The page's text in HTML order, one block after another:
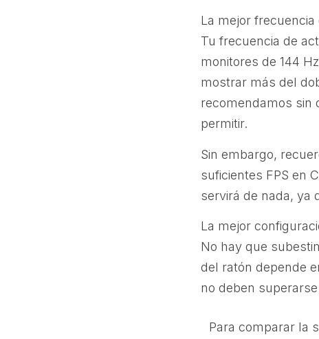
La mejor frecuencia
Tu frecuencia de
monitores de 144
mostrar más del
recomendamos sin
permitir.
Sin embargo,
suficientes FPS en
servirá de nada, ya
La mejor
No hay que
del ratón depende
no deben
Para comparar la